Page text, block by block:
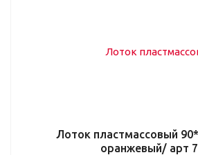
Лоток пластмассовый
оранжевый/ арт